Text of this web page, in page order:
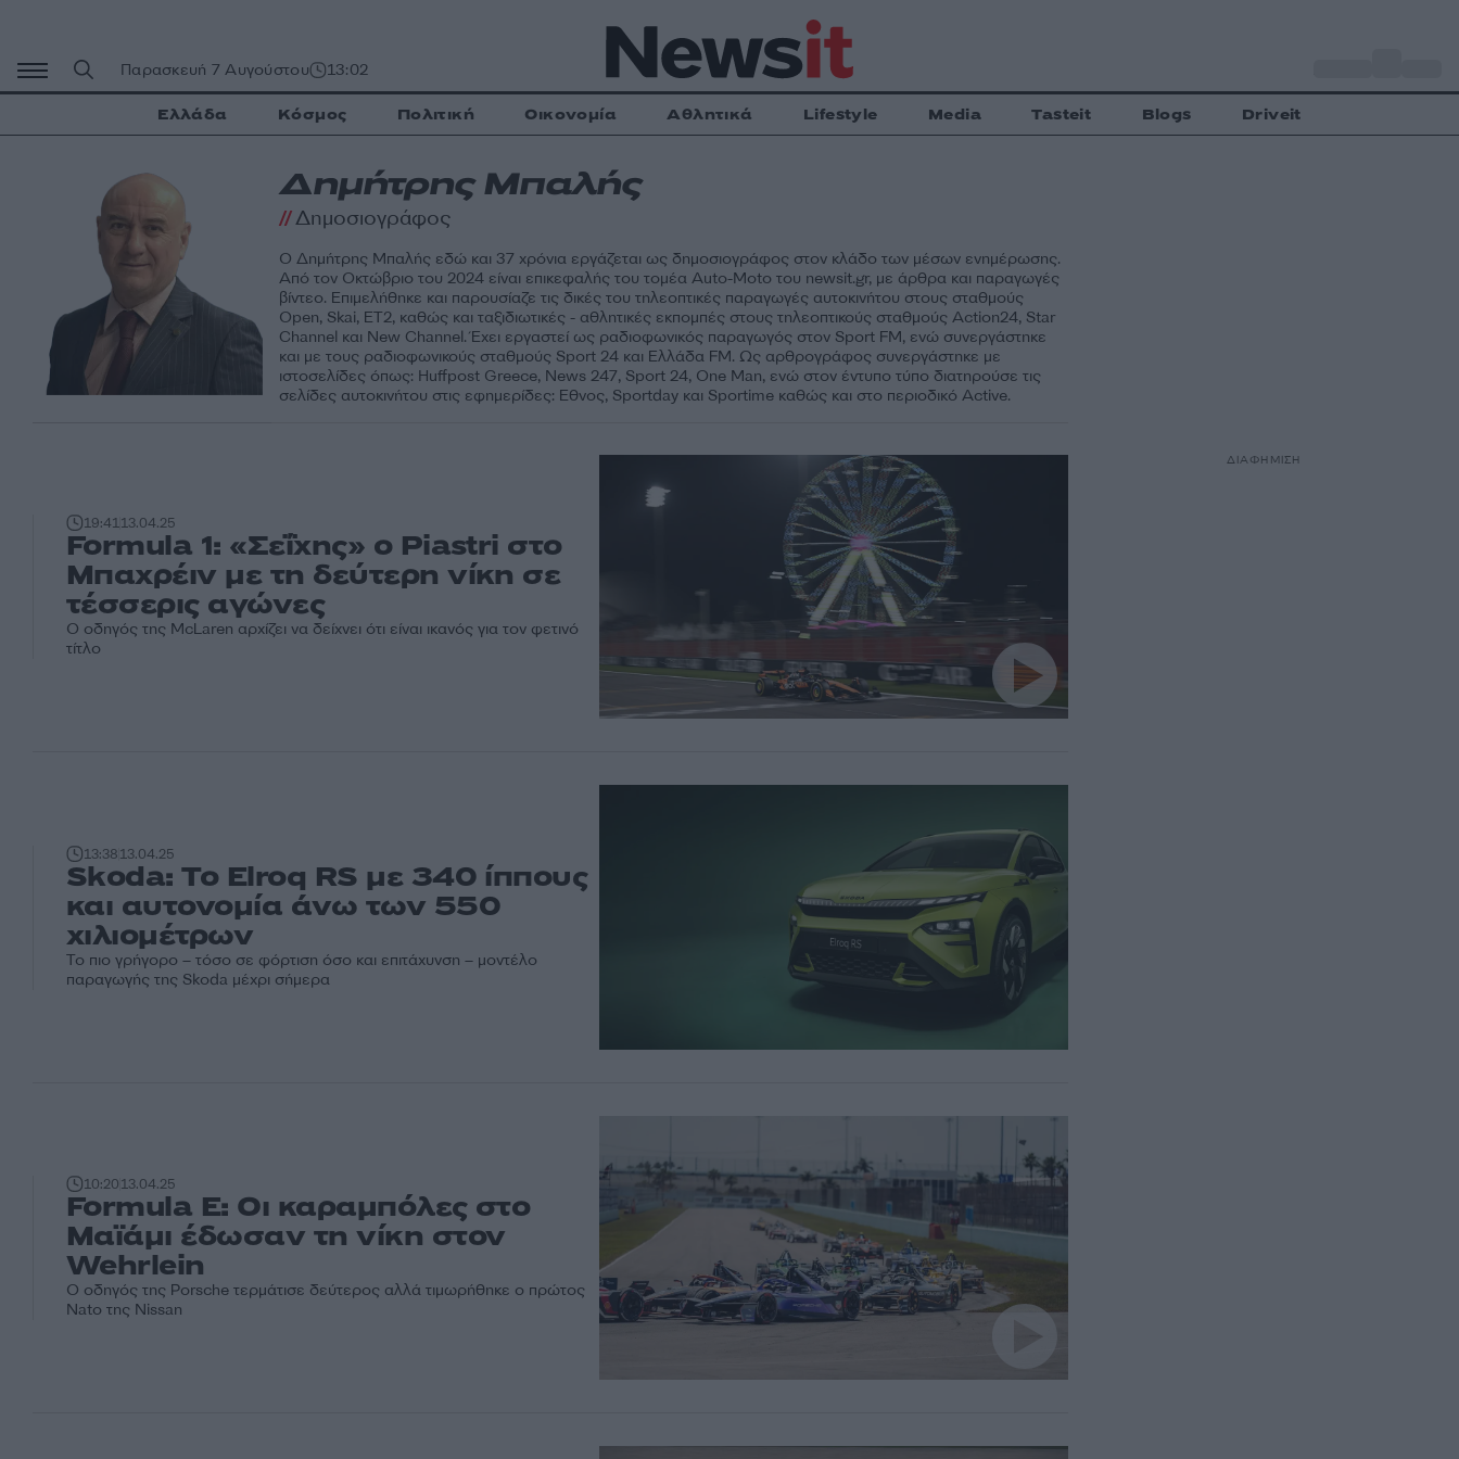
περιεχόμενο
Παρασκευή 7 Αυγούστου 13:02
Ελλάδα Κόσμος Πολιτική Οικονομία Αθλητικά Lifestyle Media Tasteit Blogs Driveit
Δημήτρης Μπαλής
Δημοσιογράφος
Ο Δημήτρης Μπαλής εδώ και 37 χρόνια εργάζεται ως δημοσιογράφος στον κλάδο των μέσων ενημέρωσης.
Από τον Οκτώβριο του 2024 είναι επικεφαλής του τομέα Auto-Moto του newsit.gr, με άρθρα και παραγωγές
βίντεο. Επιμελήθηκε και παρουσίαζε τις δικές του τηλεοπτικές παραγωγές αυτοκινήτου στους σταθμούς
Open, Skai, ΕΤ2, καθώς και ταξιδιωτικές - αθλητικές εκπομπές στους τηλεοπτικούς σταθμούς Action24, Star
Channel και New Channel. Έχει εργαστεί ως ραδιοφωνικός παραγωγός στον Sport FM, ενώ συνεργάστηκε
και με τους ραδιοφωνικούς σταθμούς Sport 24 και Eλλάδα FM. Ως αρθρογράφος συνεργάστηκε με
ιστοσελίδες όπως: Huffpost Greece, News 247, Sport 24, One Man, ενώ στον έντυπο τύπο διατηρούσε τις
σελίδες αυτοκινήτου στις εφημερίδες: Eθνος, Sportday και Sportime καθώς και στο περιοδικό Active.
19:4113.04.25
Formula 1: «Σεΐχης» ο Piastri στο
Μπαχρέιν με τη δεύτερη νίκη σε
τέσσερις αγώνες
Ο οδηγός της McLaren αρχίζει να δείχνει ότι είναι ικανός για τον φετινό
τίτλο
13:3813.04.25
Skoda: Το Elroq RS με 340 ίππους
και αυτονομία άνω των 550
χιλιομέτρων
Το πιο γρήγορο – τόσο σε φόρτιση όσο και επιτάχυνση – μοντέλο
παραγωγής της Skoda μέχρι σήμερα
10:2013.04.25
Formula E: Οι καραμπόλες στο
Μαϊάμι έδωσαν τη νίκη στον
Wehrlein
Ο οδηγός της Porsche τερμάτισε δεύτερος αλλά τιμωρήθηκε ο πρώτος
Nato της Nissan
ΔΙΑΦΗΜΙΣΗ